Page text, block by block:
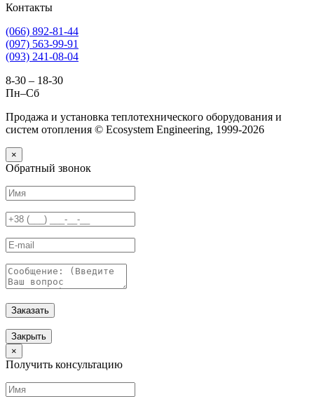
Контакты
(066) 892-81-44
(097) 563-99-91
(093) 241-08-04
8-30 – 18-30
Пн–Сб
Продажа и установка теплотехнического оборудования и
систем отопления © Ecosystem Engineering, 1999-2026
×
Обратный звонок
Заказать
Закрыть
×
Получить консультацию